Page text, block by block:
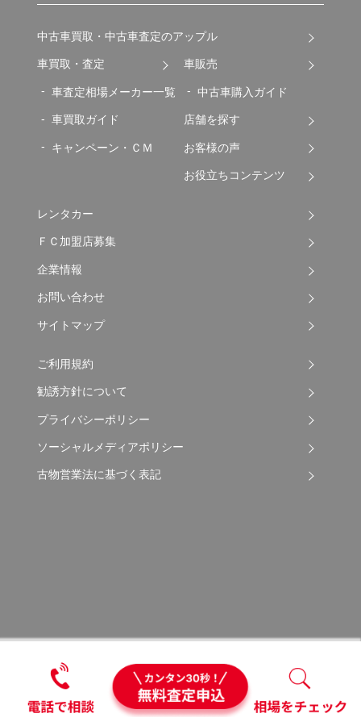
中古車買取・中古車査定のアップル
車買取・査定
車査定相場メーカー一覧
車買取ガイド
キャンペーン・ＣＭ
車販売
中古車購入ガイド
店舗を探す
お客様の声
お役立ちコンテンツ
レンタカー
ＦＣ加盟店募集
企業情報
お問い合わせ
サイトマップ
ご利用規約
勧誘方針について
プライバシーポリシー
ソーシャルメディアポリシー
古物営業法に基づく表記